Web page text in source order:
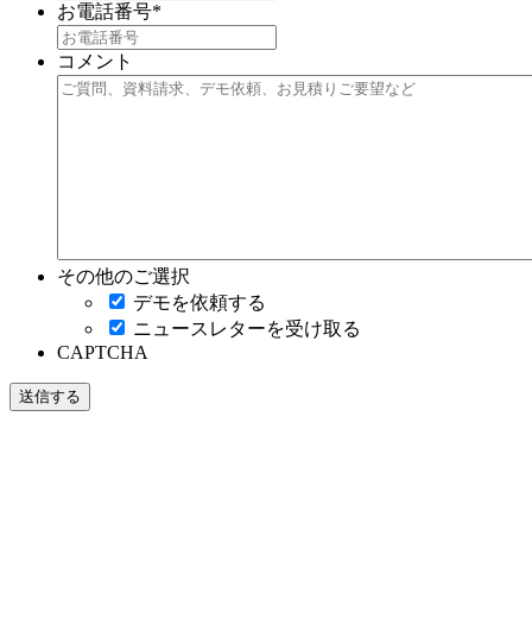
お電話番号*
コメント
その他のご選択
デモを依頼する
ニュースレターを受け取る
CAPTCHA